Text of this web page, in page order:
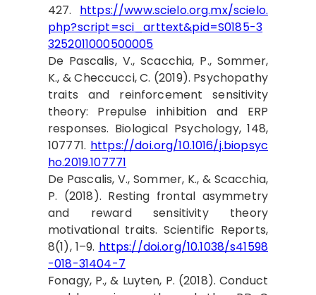
427. https://www.scielo.org.mx/scielo.
php?script=sci_arttext&pid=S0185-3
3252011000500005
De Pascalis, V., Scacchia, P., Sommer,
K., & Checcucci, C. (2019). Psychopathy
traits and reinforcement sensitivity
theory: Prepulse inhibition and ERP
responses. Biological Psychology, 148,
107771. https://doi.org/10.1016/j.biopsyc
ho.2019.107771
De Pascalis, V., Sommer, K., & Scacchia,
P. (2018). Resting frontal asymmetry
and reward sensitivity theory
motivational traits. Scientific Reports,
8(1), 1–9. https://doi.org/10.1038/s41598
-018-31404-7
Fonagy, P., & Luyten, P. (2018). Conduct